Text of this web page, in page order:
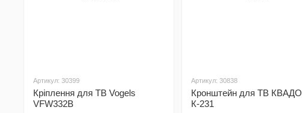
Артикул: 30399
Кріплення для ТВ Vogels
VFW332B
Артикул: 30838
Кронштейн для ТВ КВАДО
К-231